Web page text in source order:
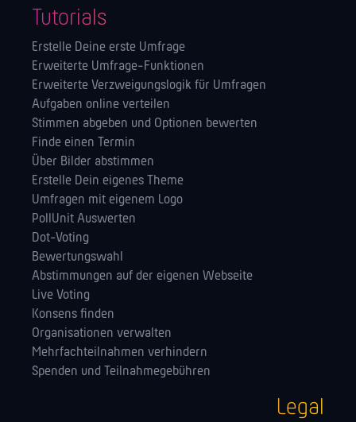
Tutorials
Erstelle Deine erste Umfrage
Erweiterte Umfrage-Funktionen
Erweiterte Verzweigungslogik für Umfragen
Aufgaben online verteilen
Stimmen abgeben und Optionen bewerten
Finde einen Termin
Über Bilder abstimmen
Erstelle Dein eigenes Theme
Umfragen mit eigenem Logo
PollUnit Auswerten
Dot-Voting
Bewertungswahl
Abstimmungen auf der eigenen Webseite
Live Voting
Konsens finden
Orga­nisationen verwalten
Mehrfachteilnahmen verhindern
Spenden und Teilnahmegebühren
Legal